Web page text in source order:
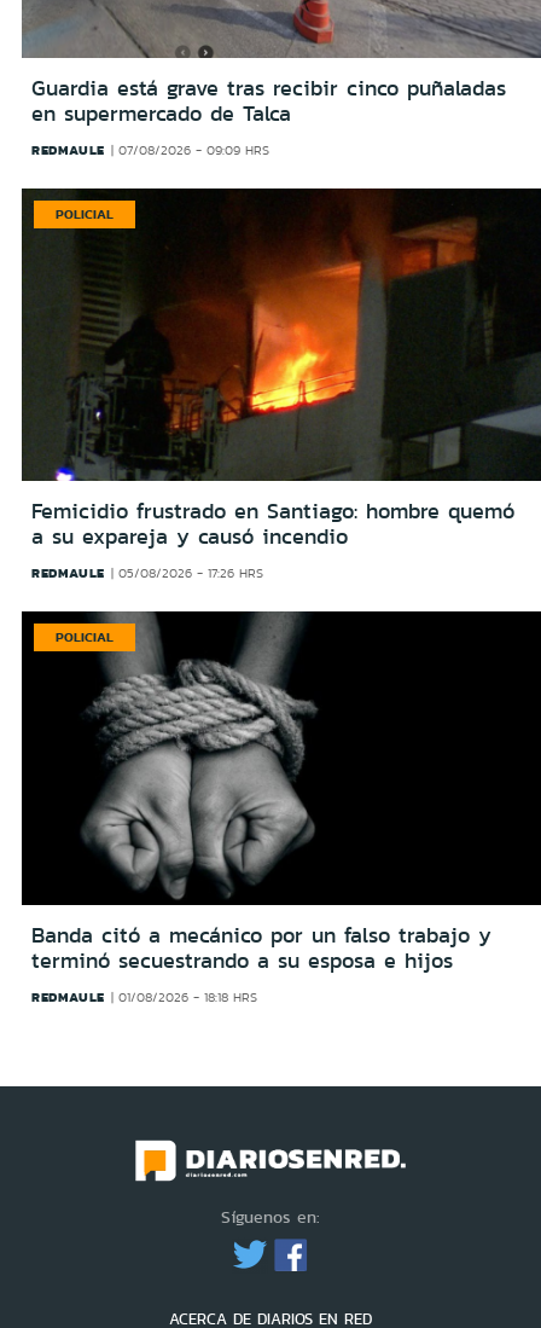
Guardia está grave tras recibir cinco puñaladas
en supermercado de Talca
REDMAULE 07/08/2026 - 09:09 HRS
POLICIAL
Femicidio frustrado en Santiago: hombre quemó
a su expareja y causó incendio
REDMAULE 05/08/2026 - 17:26 HRS
POLICIAL
Banda citó a mecánico por un falso trabajo y
terminó secuestrando a su esposa e hijos
REDMAULE 01/08/2026 - 18:18 HRS
Síguenos en:
ACERCA DE DIARIOS EN RED